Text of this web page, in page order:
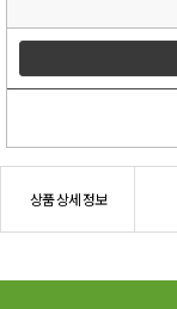
상품 상세 정보